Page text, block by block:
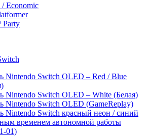
Economic
Party
Nintendo Switch OLED – Red / Blue
Nintendo Switch OLED – White (Белая)
Nintendo Switch OLED (GameReplay)
Nintendo Switch красный неон / синий
временем автономной работы
01)